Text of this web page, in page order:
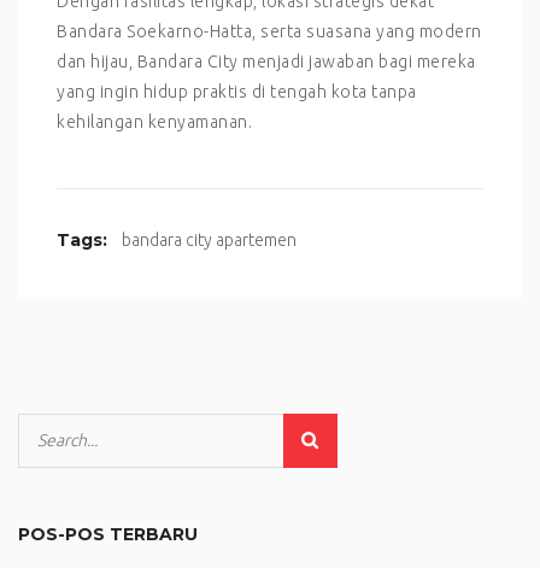
Bandara Soekarno-Hatta, serta suasana yang modern
dan hijau, Bandara City menjadi jawaban bagi mereka
yang ingin hidup praktis di tengah kota tanpa
kehilangan kenyamanan.
Tags: bandara city apartemen
POS-POS TERBARU